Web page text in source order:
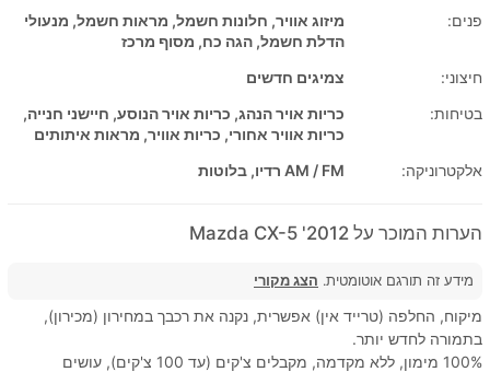
פנים:
מיזוג אוויר, חלונות חשמל, מראות חשמל, מנעולי
הדלת חשמל, הגה כח, מסוף מרכז
חיצוני:
צמיגים חדשים
בטיחות:
כריות אויר הנהג, כריות אויר הנוסע, חיישני חנייה,
כריות אוויר אחורי, כריות אוויר, מראות איתותים
אלקטרוניקה:
AM / FM רדיו, בלוטות
הערות המוכר על 2012' Mazda CX-5
מידע זה תורגם אוטומטית. הצג מקורי
מיקוח, החלפה (טרייד אין) אפשרית, נקנה את רכבך במחירון (מכירון),
בתמורה לחדש יותר.
100% מימון, ללא מקדמה, מקבלים צ'קים (עד 100 צ'קים), עושים